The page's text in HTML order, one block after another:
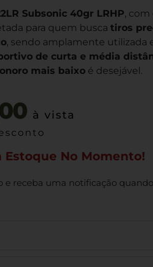
Subsonic 40gr LRHP, com
para quem busca tiros
, sendo amplamente utilizada
de curta e média
mais baixoé desejável.
à vista
Estoque No Momento!
e receba uma notificação